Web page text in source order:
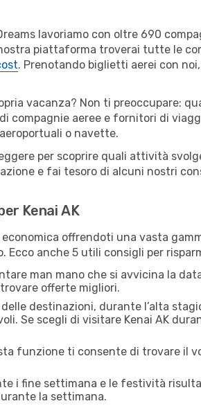
lavoriamo con oltre 690
piattaforma troverai tutte le
. Prenotando biglietti aerei con
vacanza? Non ti preoccupare:
compagnie aeree e fornitori di
o navette.
per scoprire quali attività
e fai tesoro di alcuni nostri
Kenai AK
offrendoti una vasta
anche 5 utili consigli per
man mano che si avvicina la
offerte migliori.
destinazioni, durante l’alta
Se scegli di visitare Kenai AK
funzione ti consente di trovare il
i fine settimana e le festività
la settimana.